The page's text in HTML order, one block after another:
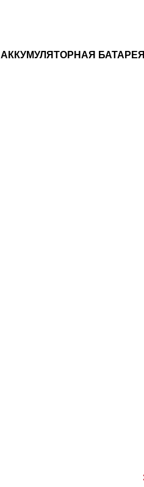
АККУМУЛЯТОРНАЯ БАТАРЕЯ